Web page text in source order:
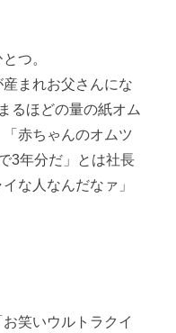
つ。
まれお父さんにな
るほどの量の紙オム
赤ちゃんのオムツ
3年分だ」とは社長
な人なんだなァ」
笑いウルトラクイ